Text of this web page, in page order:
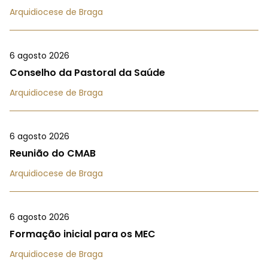
Arquidiocese de Braga
6 agosto 2026
Conselho da Pastoral da Saúde
Arquidiocese de Braga
6 agosto 2026
Reunião do CMAB
Arquidiocese de Braga
6 agosto 2026
Formação inicial para os MEC
Arquidiocese de Braga